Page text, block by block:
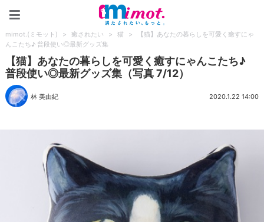
mimot.(ミモット) > 癒されたい > 猫 >
【猫】あなたの暮らしを可愛く癒すにゃ
んこたち♪ 普段使い◎最新グッズ集
【猫】あなたの暮らしを可愛く癒すにゃんこたち♪
普段使い◎最新グッズ集（写真 7/12）
林 美由紀 2020.1.22 14:00